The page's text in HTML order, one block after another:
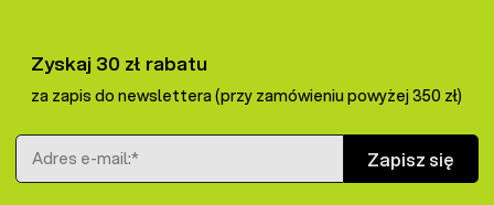
Zyskaj 30 zł rabatu
za zapis do newslettera (przy zamówieniu powyżej 350 zł)
Adres e-mail
Zapisz się